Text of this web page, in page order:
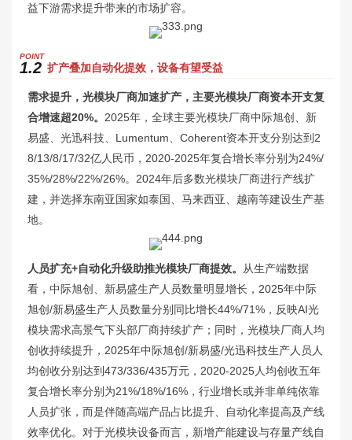
益下游需求提升带来的市场扩容。
POINT
1.2 扩产叠加自动化提效，设备有望受益
需求提升，光模块厂商加速扩产，主要光模块厂商资本开支复
合增速超20%。 2025年，全球主要光模块厂商中际旭创、新
易盛、光迅科技、Lumentum、Coherent资本开支分别达到2
8/13/8/17/32亿人民币，2020-2025年复合增长率分别为24%/
35%/28%/22%/26%。2024年后多数光模块厂商进行产线扩
建，并选择东南亚国家如泰国、马来西亚、越南等建设生产基
地。
人员扩充+自动化升级助推光模块厂商提效。
从生产端数据
看，中际旭创、新易盛生产人员数量明显增长，2025年中际
旭创/新易盛生产人员数量分别同比增长44%/71%，反映AI光
模块需求高景气下头部厂商持续扩产；同时，光模块厂商人均
创收持续提升，2025年中际旭创/新易盛/光迅科技生产人员人
均创收分别达到473/336/435万元，2020-2025人均创收五年
复合增长率分别为21%/18%/16%，行业增长或并非单纯依靠
人员扩张，而是伴随高端产品占比提升、自动化率提高及产线
效率优化。对于光模块设备而言，新增产能建设与存量产线自